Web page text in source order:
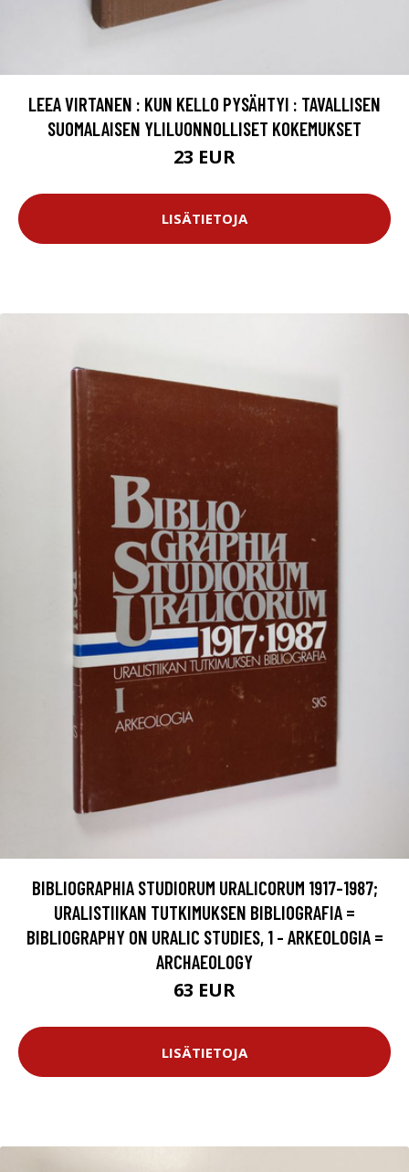
LEEA VIRTANEN : KUN KELLO PYSÄHTYI : TAVALLISEN
SUOMALAISEN YLILUONNOLLISET KOKEMUKSET
23 EUR
LISÄTIETOJA
BIBLIOGRAPHIA STUDIORUM URALICORUM 1917-1987;
URALISTIIKAN TUTKIMUKSEN BIBLIOGRAFIA =
BIBLIOGRAPHY ON URALIC STUDIES, 1 - ARKEOLOGIA =
ARCHAEOLOGY
63 EUR
LISÄTIETOJA